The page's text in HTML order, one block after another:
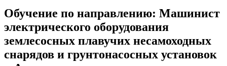
Обучение по направлению: Машинист
электрического оборудования
землесосных плавучих несамоходных
снарядов и грунтонасосных установок